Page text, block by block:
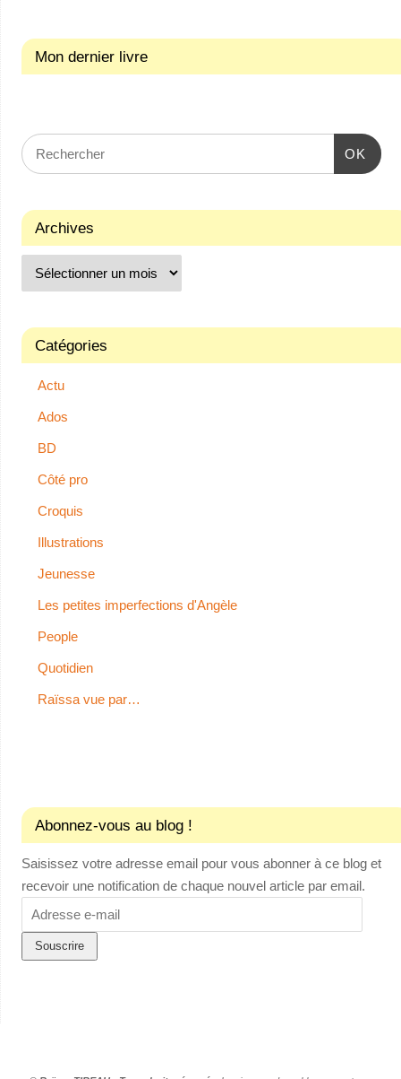
Mon dernier livre
OK
Archives
Catégories
Actu
Ados
BD
Côté pro
Croquis
Illustrations
Jeunesse
Les petites imperfections d'Angèle
People
Quotidien
Raïssa vue par…
Abonnez-vous au blog !
Saisissez votre adresse email pour vous abonner à ce blog et
recevoir une notification de chaque nouvel article par email.
Adresse
e-
mail